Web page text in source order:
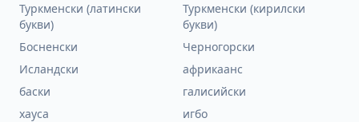
Туркменски (латински
букви)
Туркменски (кирилски
букви)
Босненски
Черногорски
Исландски
африкаанс
баски
галисийски
хауса
игбо